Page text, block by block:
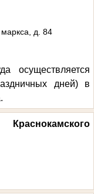
д. 84
осуществляется
дней) в